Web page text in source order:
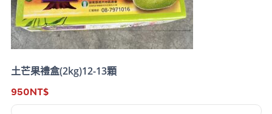
土芒果禮盒(2kg)12-13顆
950NT$